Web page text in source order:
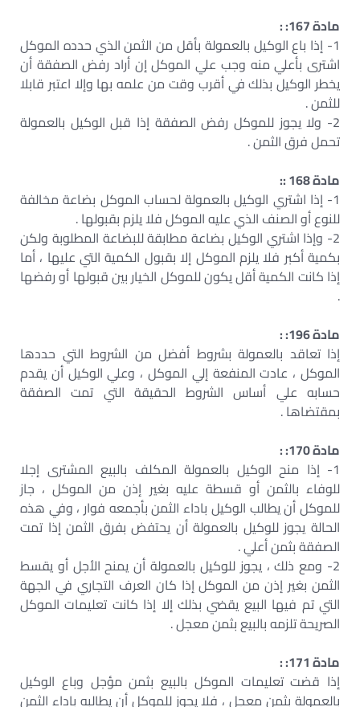
مادة 167: :
1- إذا باع الوكيل بالعمولة بأقل من الثمن الذي حدده الموكل
اشترى بأعلي منه وجب علي الموكل إن أراد رفض الصفقة أن
يخطر الوكيل بذلك في أقرب وقت من علمه بها وإلا اعتبر قابلا
للثمن .
2- ولا يجوز للموكل رفض الصفقة إذا قبل الوكيل بالعمولة
تحمل فرق الثمن .
مادة 168 ::
1- إذا اشتري الوكيل بالعمولة لحساب الموكل بضاعة مخالفة
للنوع أو الصنف الذي عليه الموكل فلا يلزم بقبولها .
2- وإذا اشتري الوكيل بضاعة مطابقة للبضاعة المطلوبة ولكن
بكمية أكبر فلا يلزم الموكل إلا بقبول الكمية التي عليها ، أما
إذا كانت الكمية أقل يكون للموكل الخيار بين قبولها أو رفضها
.
مادة 196: :
إذا تعاقد بالعمولة بشروط أفضل من الشروط التي حددها
الموكل ، عادت المنفعة إلي الموكل ، وعلي الوكيل أن يقدم
حسابه علي أساس الشروط الحقيقة التي تمت الصفقة
بمقتضاها .
مادة 170: :
1- إذا منح الوكيل بالعمولة المكلف بالبيع المشترى إجلا
للوفاء بالثمن أو قسطة عليه بغير إذن من الموكل ، جاز
للموكل أن يطالب الوكيل باداء الثمن بأجمعه فوار ، وفي هذه
الحالة يجوز للوكيل بالعمولة أن يحتفض بفرق الثمن إذا تمت
الصفقة بثمن أعلي .
2- ومع ذلك ، يجوز للوكيل بالعمولة أن يمنح الأجل أو يقسط
الثمن بغير إذن من الموكل إذا كان العرف التجاري في الجهة
التي تم فيها البيع يقضي بذلك إلا إذا كانت تعليمات الموكل
الصريحة تلزمه بالبيع بثمن معجل .
مادة 171: :
إذا قضت تعليمات الموكل بالبيع بثمن مؤجل وباع الوكيل
بالعمولة بثمن معجل ، فلا يجوز للموكل أن يطالبه باداء الثمن